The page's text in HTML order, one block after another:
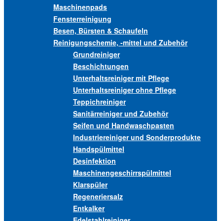
Maschinenpads
Fensterreinigung
Besen, Bürsten & Schaufeln
Reinigungschemie, -mittel und Zubehör
Grundreiniger
Beschichtungen
Unterhaltsreiniger mit Pflege
Unterhaltsreiniger ohne Pflege
Teppichreiniger
Sanitärreiniger und Zubehör
Seifen und Handwaschpasten
Industriereiniger und Sonderprodukte
Handspülmittel
Desinfektion
Maschinengeschirrspülmittel
Klarspüler
Regeneriersalz
Entkalker